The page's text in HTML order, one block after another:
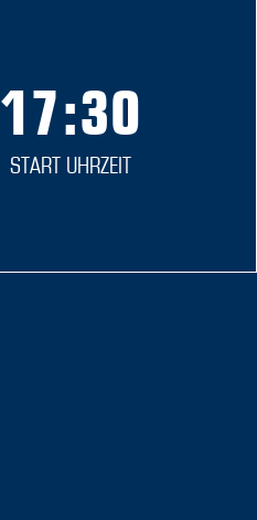
17:30
START UHRZEIT